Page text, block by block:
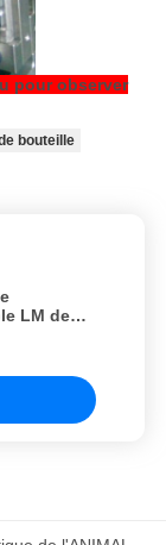
pour observer
bouteille
LM de